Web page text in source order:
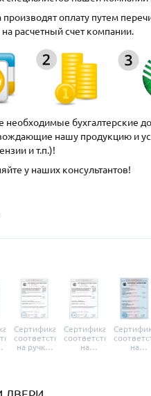
оплату путем
расчетный счет компании.
необходимые бухгалтерские
нашу продукцию и
и т.п.)!
у наших консультантов!
Сертификат
соответствия
на ручки-
Сертификат
соответствия
на
на